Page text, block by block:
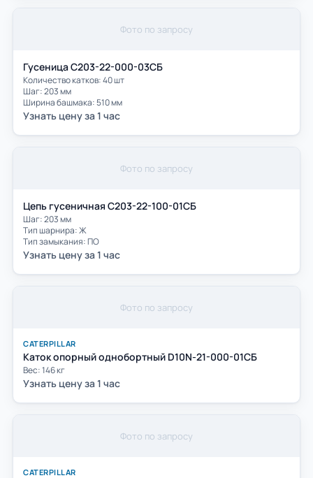
Фото по запросу
Гусеница С203-22-000-03СБ
Количество катков: 40 шт
Шаг: 203 мм
Ширина башмака: 510 мм
Узнать цену за 1 час
Фото по запросу
Цепь гусеничная С203-22-100-01СБ
Шаг: 203 мм
Тип шарнира: Ж
Тип замыкания: ПО
Узнать цену за 1 час
Фото по запросу
CATERPILLAR
Каток опорный однобортный D10N-21-000-01СБ
Вес: 146 кг
Узнать цену за 1 час
Фото по запросу
CATERPILLAR